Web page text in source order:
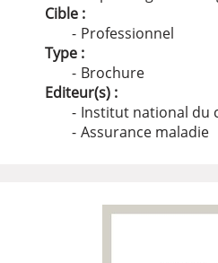
Cible :
Professionnel
Type :
Brochure
Editeur(s) :
Institut national du
Assurance maladie